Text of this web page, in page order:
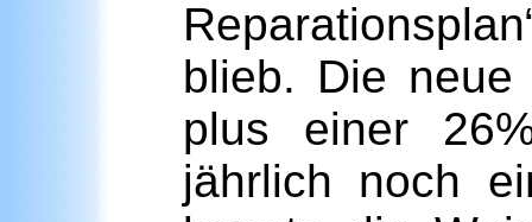
blieb. Die neue
plus einer
jährlich noch